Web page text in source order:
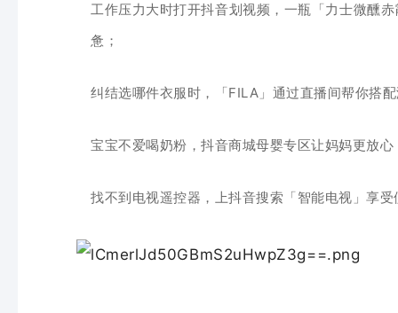
工作压力大时打开抖音划视频，一瓶 「力士微醺
惫；
纠结选哪件衣服时， 「FILA 」通过直播间帮你搭
宝宝不爱喝奶粉，抖音商城母婴专区让妈妈更放心
找不到电视遥控器，上抖音搜索 「智能电视 」享